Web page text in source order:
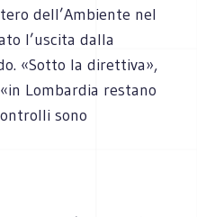
dell’Ambiente nel
l’uscita dalla
«Sotto la direttiva»,
Lombardia restano
sono